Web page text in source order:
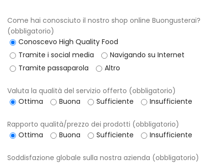
Come hai conosciuto il nostro shop online Buongusterai?
(obbligatorio)
Conoscevo High Quality Food
Tramite i social media
Navigando su Internet
Tramite passaparola
Altro
Valuta la qualità del servizio offerto (obbligatorio)
Ottima
Buona Sufficiente Insufficiente
Rapporto qualità/prezzo dei prodotti (obbligatorio)
Ottima
Buona Sufficiente Insufficiente
Soddisfazione globale sulla nostra azienda (obbligatorio)